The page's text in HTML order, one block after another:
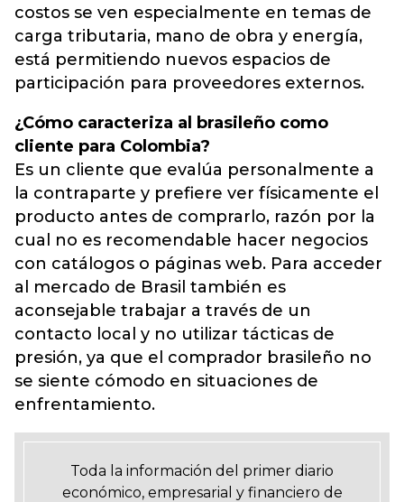
costos se ven especialmente en temas de
carga tributaria, mano de obra y energía,
está permitiendo nuevos espacios de
participación para proveedores externos.
¿Cómo caracteriza al brasileño como
cliente para Colombia?
Es un cliente que evalúa personalmente a
la contraparte y prefiere ver físicamente el
producto antes de comprarlo, razón por la
cual no es recomendable hacer negocios
con catálogos o páginas web. Para acceder
al mercado de Brasil también es
aconsejable trabajar a través de un
contacto local y no utilizar tácticas de
presión, ya que el comprador brasileño no
se siente cómodo en situaciones de
enfrentamiento.
Toda la información del primer diario
económico, empresarial y financiero de